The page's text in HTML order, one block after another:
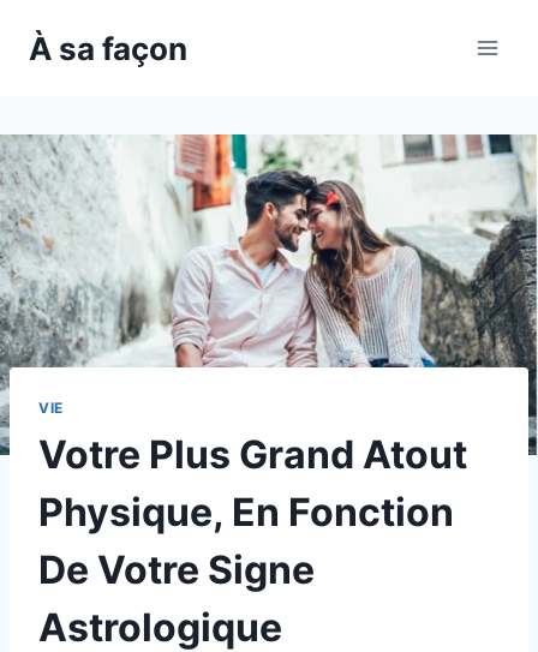
À sa façon
VIE
Votre Plus Grand Atout
Physique, En Fonction
De Votre Signe
Astrologique